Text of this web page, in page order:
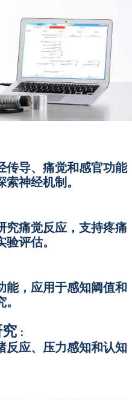
传导、痛觉和感官功能
神经机制。
究痛觉反应，支持疼痛
评估。
能，应用于感知阈值和
：
反应、压力感知和认知